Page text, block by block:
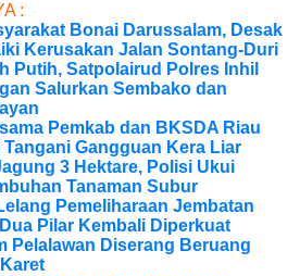
:
Bonai Darussalam, Desak
Kerusakan Jalan Sontang-Duri
Putih, Satpolairud Polres Inhil
Salurkan Sembako dan
Pemkab dan BKSDA Riau
Tangani Gangguan Kera Liar
3 Hektare, Polisi Ukui
Tanaman Subur
Pemeliharaan Jembatan
Pilar Kembali Diperkuat
Pelalawan Diserang Beruang